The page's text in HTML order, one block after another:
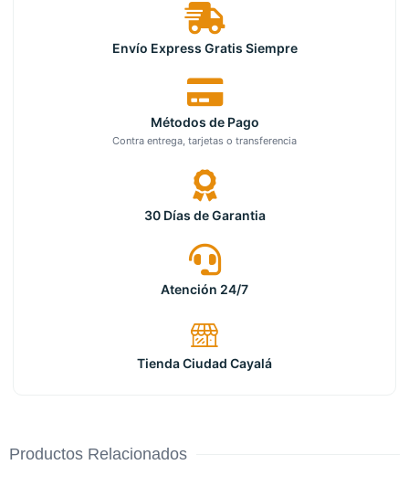
Envío Express Gratis Siempre
Métodos de Pago
Contra entrega, tarjetas o transferencia
30 Días de Garantia
Atención 24/7
Tienda Ciudad Cayalá
Productos Relacionados